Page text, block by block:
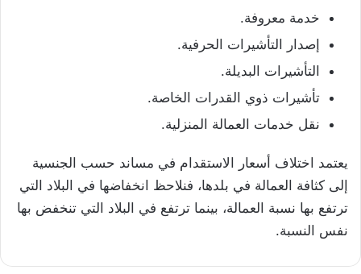
خدمة معروفة.
إصدار التأشيرات الحرفية.
التأشيرات البديلة.
تأشيرات ذوي القدرات الخاصة.
نقل خدمات العمالة المنزلية.
يعتمد اختلاف أسعار الاستقدام في مساند حسب الجنسية
إلى كثافة العمالة في بلدها، فنلاحظ انخفاضها في البلاد التي
ترتفع بها نسبة العمالة، بينما ترتفع في البلاد التي تنخفض بها
نفس النسبة.